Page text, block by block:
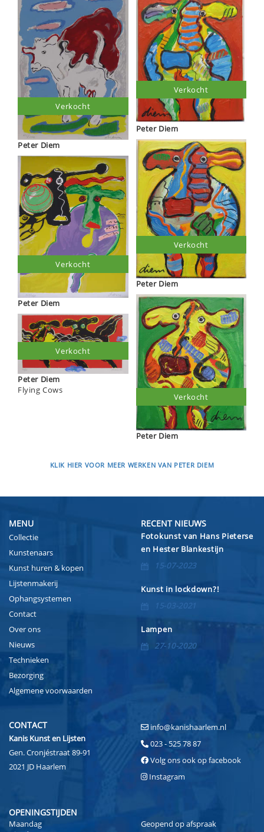
Peter Diem
Verkocht
Peter Diem
Verkocht
Peter Diem
Flying Cows
Verkocht
Peter Diem
Verkocht
Peter Diem
Verkocht
Peter Diem
Verkocht
KLIK HIER VOOR MEER WERKEN VAN PETER DIEM
MENU
Collectie
Kunstenaars
Kunst huren & kopen
Lijstenmakerij
Ophangsystemen
Contact
Over ons
Nieuws
Technieken
Bezorging
Algemene voorwaarden
RECENT NIEUWS
Fotokunst van Hans Pieterse
en Hester Blankestijn
15-07-2023
Kunst in lockdown?!
15-03-2021
Lampen
27-10-2020
CONTACT
Kanis Kunst en Lijsten
Gen. Cronjéstraat 89-91
2021 JD Haarlem
info@kanishaarlem.nl
023 - 525 78 87
Volg ons ook op facebook
Instagram
OPENINGSTIJDEN
Maandag
Geopend op afspraak